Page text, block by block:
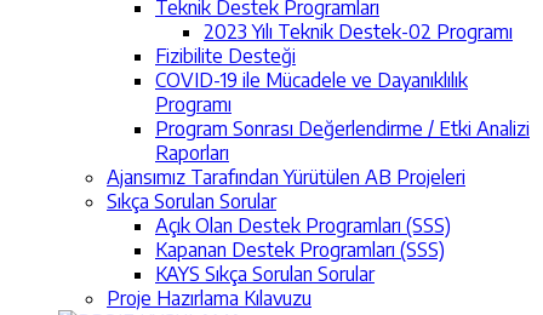
Teknik Destek Programları
2023 Yılı Teknik Destek-02 Programı
Fizibilite Desteği
COVID-19 ile Mücadele ve Dayanıklılık
Programı
Program Sonrası Değerlendirme / Etki Analizi
Raporları
Ajansımız Tarafından Yürütülen AB Projeleri
Sıkça Sorulan Sorular
Açık Olan Destek Programları (SSS)
Kapanan Destek Programları (SSS)
KAYS Sıkça Sorulan Sorular
Proje Hazırlama Kılavuzu